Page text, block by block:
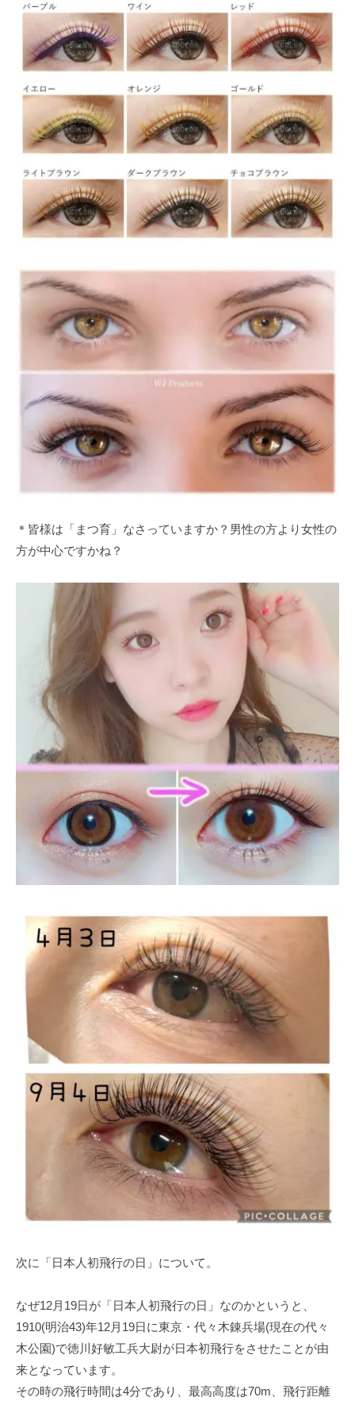
＊皆様は「まつ育」なさっていますか？男性の方より女性の
方が中心ですかね？
次に「日本人初飛行の日」について。
なぜ12月19日が「日本人初飛行の日」なのかというと、
1910(明治43)年12月19日に東京・代々木錬兵場(現在の代々
木公園)で徳川好敏工兵大尉が日本初飛行をさせたことが由
来となっています。
その時の飛行時間は4分であり、最高高度は70m、飛行距離